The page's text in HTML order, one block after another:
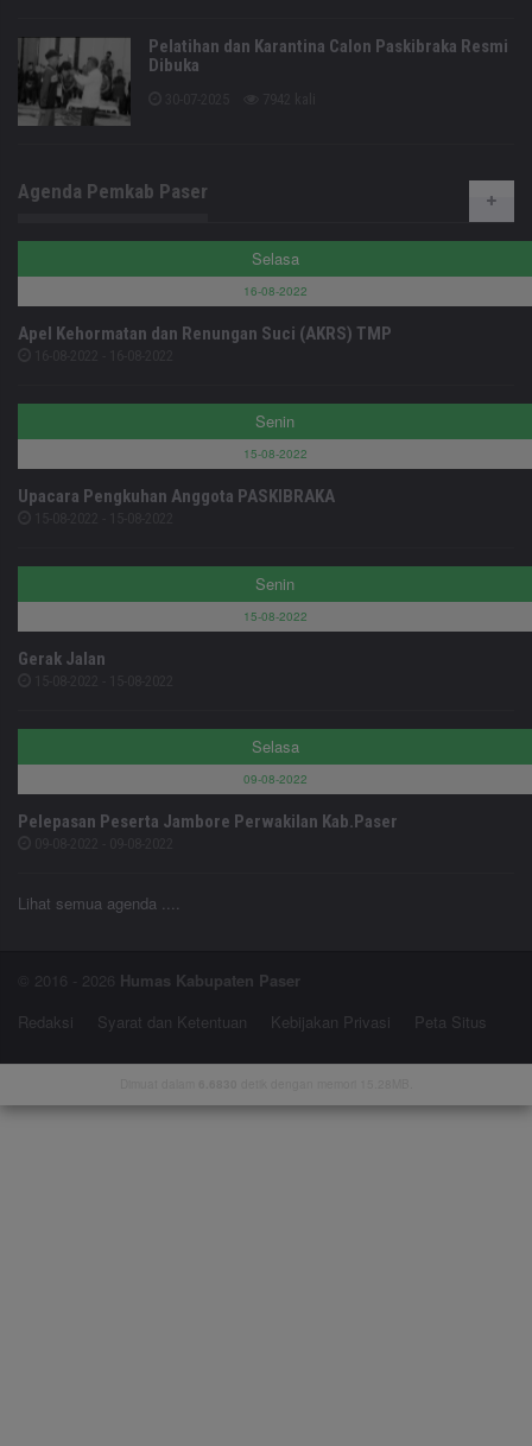
Pelatihan dan Karantina Calon Paskibraka Resmi
Dibuka
Agenda Pemkab Paser
Selasa
16-08-2022
Apel Kehormatan dan Renungan Suci (AKRS) TMP
Senin
15-08-2022
Upacara Pengkuhan Anggota PASKIBRAKA
Senin
15-08-2022
Gerak Jalan
Selasa
09-08-2022
Pelepasan Peserta Jambore Perwakilan Kab.Paser
Lihat semua agenda ....
© 2016 - 2026 Humas Kabupaten Paser
Redaksi
Syarat dan Ketentuan Kebijakan Privasi Peta Situs